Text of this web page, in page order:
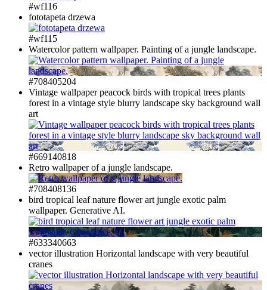
#wf116
fototapeta drzewa
#wf115
Watercolor pattern wallpaper. Painting of a jungle landscape.
#708405204
Vintage wallpaper peacock birds with tropical trees plants
forest in a vintage style blurry landscape sky background wall
art
#669140818
Retro wallpaper of a jungle landscape.
#708408136
bird tropical leaf nature flower art jungle exotic palm
wallpaper. Generative AI.
#633340663
vector illustration Horizontal landscape with very beautiful
cranes